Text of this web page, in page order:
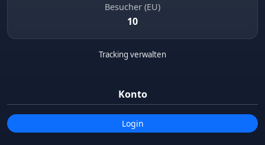
Besucher (EU)
10
Tracking verwalten
Konto
Login